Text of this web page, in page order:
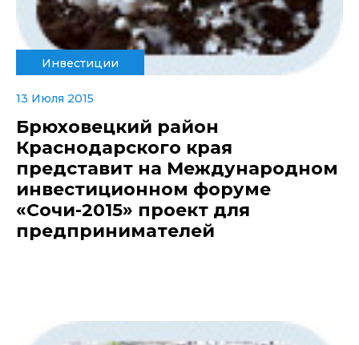
Инвестиции
13 Июля 2015
Брюховецкий район
Краснодарского края
представит на Международном
инвестиционном форуме
«Сочи-2015» проект для
предпринимателей